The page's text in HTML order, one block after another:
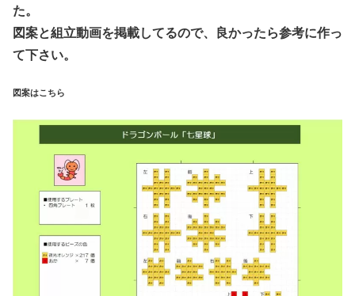
た。
図案と組立動画を掲載してるので、良かったら参考に作っ
て下さい。
図案はこちら